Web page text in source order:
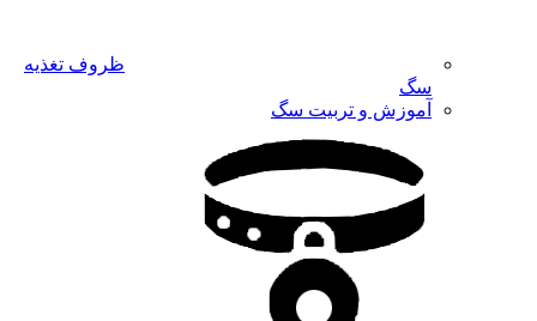
ظروف تغذیه
سگ
آموزش و تربیت سگ